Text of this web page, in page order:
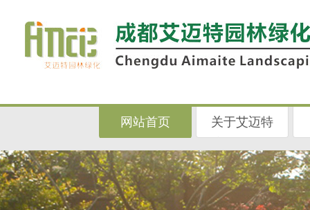
网站首页 关于艾迈特